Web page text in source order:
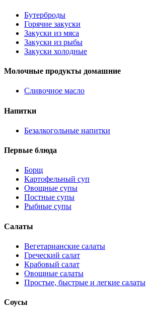
Бутерброды
Горячие закуски
Закуски из мяса
Закуски из рыбы
Закуски холодные
Молочные продукты домашние
Сливочное масло
Напитки
Безалкогольные напитки
Первые блюда
Борщ
Картофельный суп
Овощные супы
Постные супы
Рыбные супы
Салаты
Вегетарианские салаты
Греческий салат
Крабовый салат
Овощные салаты
Простые, быстрые и легкие салаты
Соусы